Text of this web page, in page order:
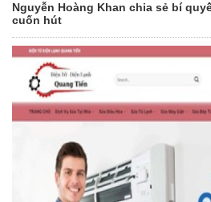
Nguyễn Hoàng Khan chia sẻ bí
cuốn hút